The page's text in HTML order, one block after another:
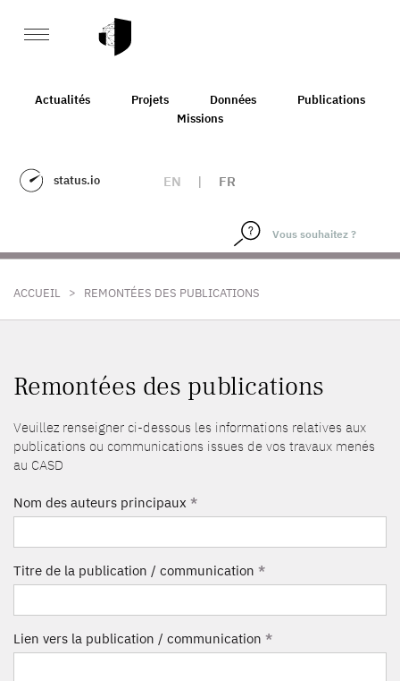
Actualités Projets Données
Publications
Missions
status.io EN | FR
ACCUEIL > REMONTÉES DES PUBLICATIONS
Remontées des publications
Veuillez renseigner ci-dessous les informations relatives aux
publications ou communications issues de vos travaux menés
au CASD
Nom des auteurs principaux *
Titre de la publication / communication *
Lien vers la publication / communication *